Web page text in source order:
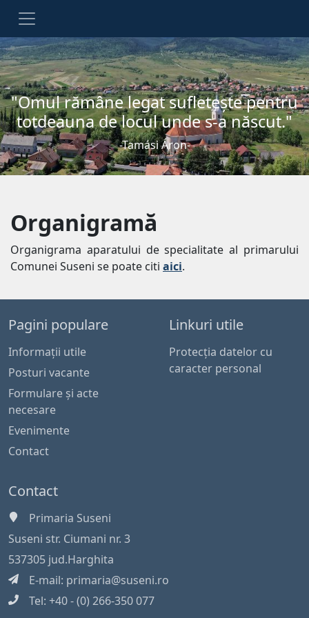
"Omul rămâne legat sufleteşte pentru
totdeauna de locul unde s-a născut."
-Tamási Áron-
Organigramă
Organigrama aparatului de specialitate al primarului
Comunei Suseni se poate citi aici.
Pagini populare
Informaţii utile
Posturi vacante
Formulare și acte
necesare
Evenimente
Contact
Linkuri utile
Protecția datelor cu
caracter personal
Contact
Primaria Suseni
Suseni str. Ciumani nr. 3
537305 jud.Harghita
E-mail: primaria@suseni.ro
Tel: +40 - (0) 266-350 077